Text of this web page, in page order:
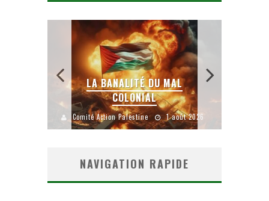
LA BANALITÉ DU MAL
COLONIAL
Comité Action Palestine 1 août 2026
NAVIGATION RAPIDE